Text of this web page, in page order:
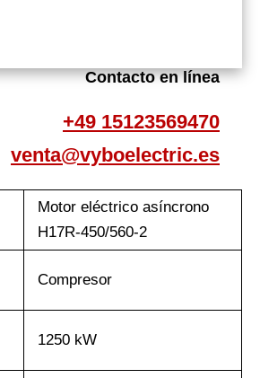
Contacto en línea
+49 15123569470
venta@vyboelectric.es
Motor eléctrico asíncrono
H17R-450/560-2
Compresor
1250 kW